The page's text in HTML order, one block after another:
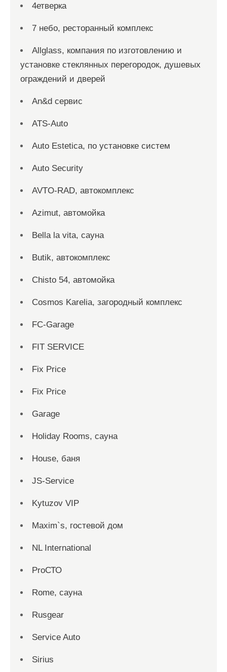
4етверка
7 небо, ресторанный комплекс
Allglass, компания по изготовлению и
установке стеклянных перегородок, душевых
ограждений и дверей
An&d сервис
ATS-Auto
Auto Estetica, по установке систем
Auto Security
AVTO-RAD, автокомплекс
Azimut, автомойка
Bella la vita, сауна
Butik, автокомплекс
Chisto 54, автомойка
Cosmos Karelia, загородный комплекс
FC-Garage
FIT SERVICE
Fix Price
Fix Price
Garage
Holiday Rooms, сауна
House, баня
JS-Service
Kytuzov VIP
Maxim`s, гостевой дом
NL International
ProСТО
Rome, сауна
Rusgear
Service Auto
Sirius